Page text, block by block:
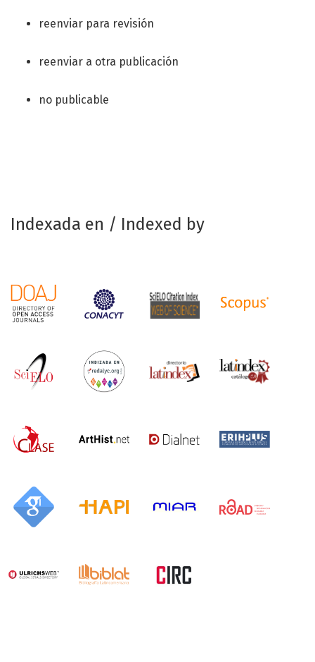
reenviar para revisión
reenviar a otra publicación
no publicable
Indexada en / Indexed by